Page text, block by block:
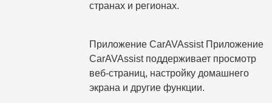
странах и регионах.
Приложение CarAVAssist Приложение
CarAVAssist поддерживает просмотр
веб-страниц, настройку домашнего
экрана и другие функции.